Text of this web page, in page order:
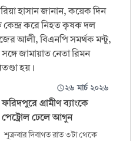
হাসান জানান, কয়েক দিন
করে নিহত কৃষক দল
আলী, বিএনপি সমর্থক মন্টু,
জামায়াত নেতা রিমন
হয়।
২৬ মার্চ ২০২৬
ফরিদপুরে গ্রামীণ ব্যাংকে
পেট্রোল ঢেলে আগুন
শুক্রবার দিবাগত রাত ৩টা থেকে